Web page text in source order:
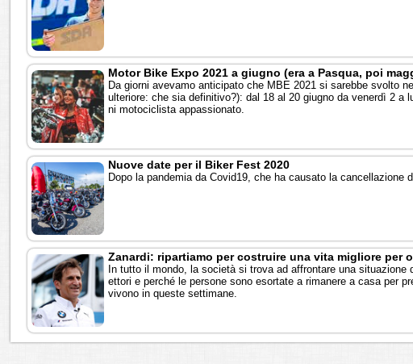
Motor Bike Expo 2021 a giugno (era a Pasqua, poi
Da giorni avevamo anticipato che MBE 2021 si sarebbe svolto
ulteriore: che sia definitivo?): dal 18 al 20 giugno da venerdì 2 a
ni motociclista appassionato.
Nuove date per il Biker Fest 2020
Dopo la pandemia da Covid19, che ha causato la
Zanardi: ripartiamo per costruire una vita migliore per
In tutto il mondo, la società si trova ad affrontare una
ettori e perché le persone sono esortate a rimanere a casa per
vivono in queste settimane.